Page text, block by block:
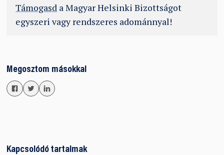
Támogasd a Magyar Helsinki Bizottságot
egyszeri vagy rendszeres adománnyal!
Megosztom másokkal
Kapcsolódó tartalmak